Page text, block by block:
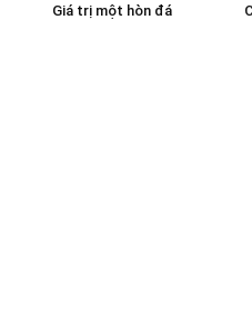
Giá trị một hòn đá